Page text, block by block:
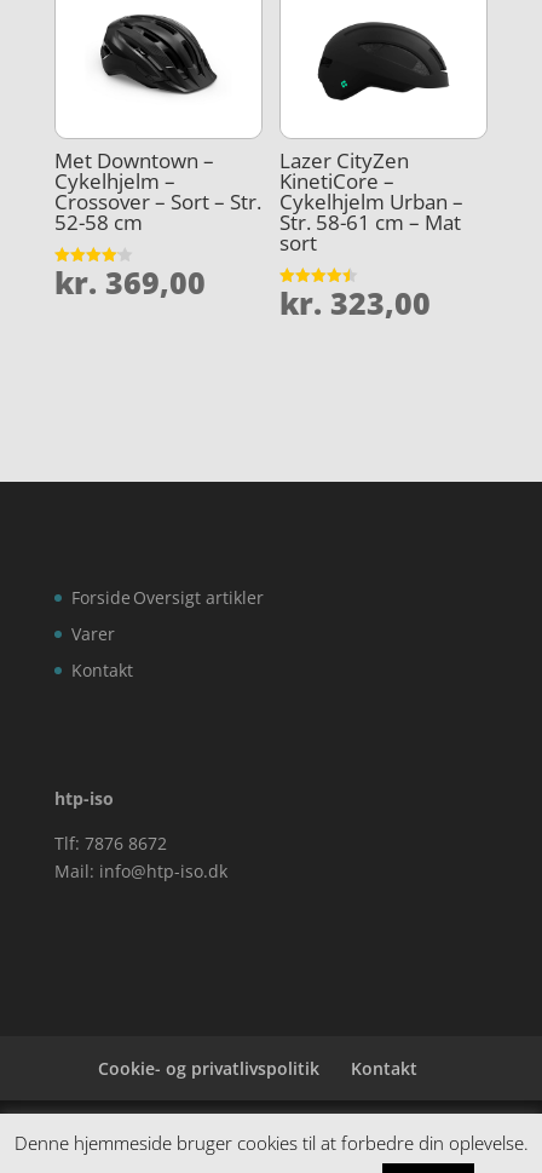
Met Downtown –
Cykelhjelm –
Crossover – Sort – Str.
52-58 cm
Vurderet
4.1
kr. 369,00
Lazer CityZen
KinetiCore –
Cykelhjelm Urban –
Str. 58-61 cm – Mat
sort
Vurderet
4.5
kr. 323,00
Forside
Varer
Kontakt
Oversigt artikler
htp-iso
Tlf: 7876 8672
Mail: info@htp-iso.dk
Cookie- og privatlivspolitik Kontakt
Denne hjemmeside samler et bredt udvalg af
spændende varer. Siden er et affiiliatesite, og nogle
Denne hjemmeside bruger cookies til at forbedre din oplevelse.